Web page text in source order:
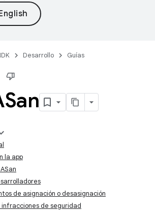
Desarrollo Guías
la app
de asignación o desasignación
infracciones de seguridad